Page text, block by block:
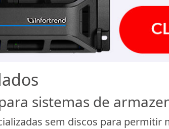
sistemas de
sem discos para